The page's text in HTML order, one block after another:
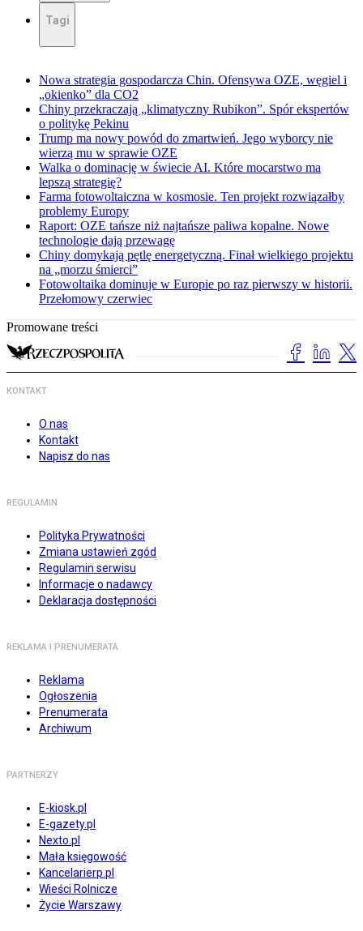
Tagi
Nowa strategia gospodarcza Chin. Ofensywa OZE, węgiel i
„okienko” dla CO2
Chiny przekraczają „klimatyczny Rubikon”. Spór ekspertów
o politykę Pekinu
Trump ma nowy powód do zmartwień. Jego wyborcy nie
wierzą mu w sprawie OZE
Walka o dominację w świecie AI. Które mocarstwo ma
lepszą strategię?
Farma fotowoltaiczna w kosmosie. Ten projekt rozwiązałby
problemy Europy
Raport: OZE tańsze niż najtańsze paliwa kopalne. Nowe
technologie dają przewagę
Chiny domykają pętlę energetyczną. Finał wielkiego projektu
na „morzu śmierci”
Fotowoltaika dominuje w Europie po raz pierwszy w historii.
Przełomowy czerwiec
Promowane treści
KONTAKT
O nas
Kontakt
Napisz do nas
REGULAMIN
Polityka Prywatności
Zmiana ustawień zgód
Regulamin serwisu
Informacje o nadawcy
Deklaracja dostępności
REKLAMA I PRENUMERATA
Reklama
Ogłoszenia
Prenumerata
Archiwum
PARTNERZY
E-kiosk.pl
E-gazety.pl
Nexto.pl
Mała księgowość
Kancelarierp.pl
Wieści Rolnicze
Życie Warszawy